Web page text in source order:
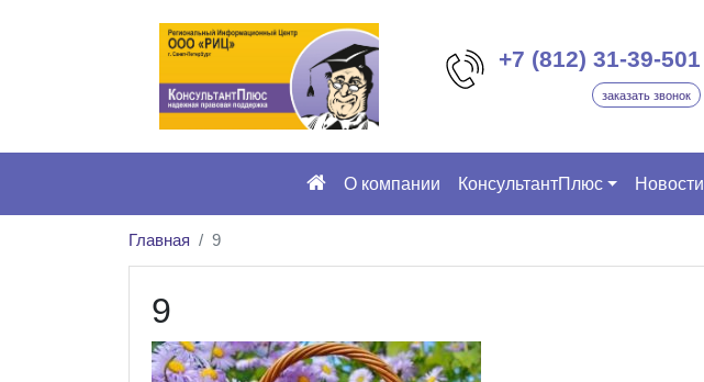
+7 (812) 31-39-501
заказать звонок
О компании КонсультантПлюс Новости
Главная 9
9